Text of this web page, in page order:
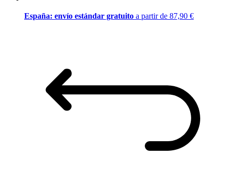
España: envío estándar gratuito a partir de 87,90 €